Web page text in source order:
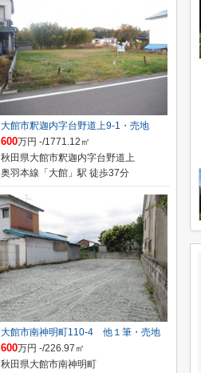
大館市釈迦内字台野道上9-1・売地
600万円 -/1771.12㎡
秋田県大館市釈迦内字台野道上
奥羽本線「大館」駅 徒歩37分
大館市南神明町110-4 他１筆・売地
600万円 -/226.97㎡
秋田県大館市南神明町